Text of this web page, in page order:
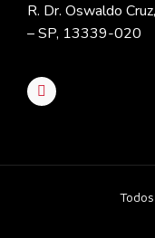
R. Dr. Oswaldo
– SP, 13339-020